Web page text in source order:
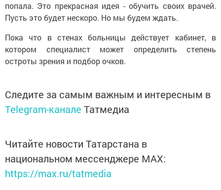
попала. Это прекрасная идея - обучить своих врачей.
Пусть это будет нескоро. Но мы будем ждать.
Пока что в стенах больницы действует кабинет, в
котором специалист может определить степень
остроты зрения и подбор очков.
Следите за самым важным и интересным в
Telegram-канале Татмедиа
Читайте новости Татарстана в
национальном мессенджере MАХ:
https://max.ru/tatmedia